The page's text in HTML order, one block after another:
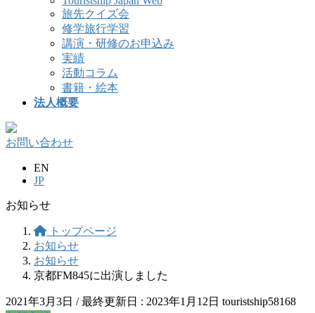
旅先クイズ会
修学旅行学習
講演・研修のお申込み
実績
活動コラム
書籍・絵本
法人概要
お問い合わせ
EN
JP
お知らせ
トップページ
お知らせ
お知らせ
京都FM845に出演しました
2021年3月3日 / 最終更新日 : 2023年1月12日 touristship58168